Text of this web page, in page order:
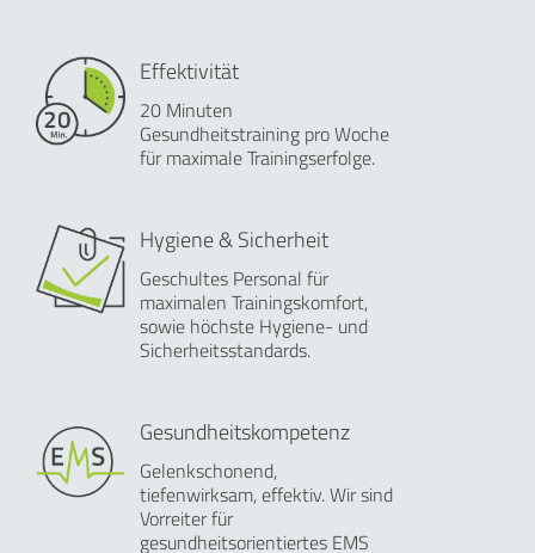
Effektivität
20 Minuten
Gesundheitstraining pro Woche
für maximale Trainingserfolge.
Hygiene & Sicherheit
Geschultes Personal für
maximalen Trainingskomfort,
sowie höchste Hygiene- und
Sicherheitsstandards.
Gesundheitskompetenz
Gelenkschonend,
tiefenwirksam, effektiv. Wir sind
Vorreiter für
gesundheitsorientiertes EMS